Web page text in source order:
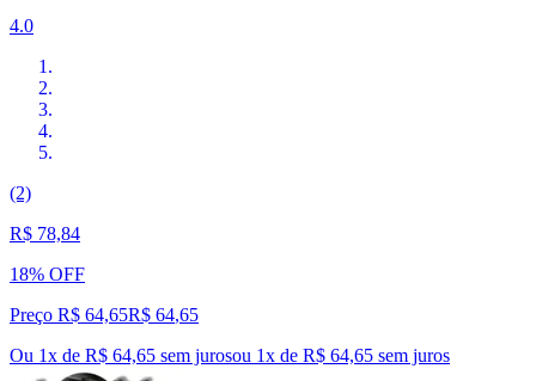
4.0
(2)
R$ 78,84
18% OFF
Preço R$ 64,65R$ 64,65
Ou 1x de R$ 64,65 sem jurosou 1x de R$ 64,65 sem juros